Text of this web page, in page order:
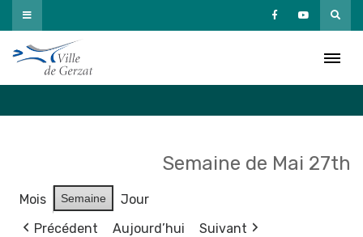
Passer
au
contenu
Semaine de Mai 27th
Mois Semaine
Jour
Précédent
Aujourd’hui Suivant